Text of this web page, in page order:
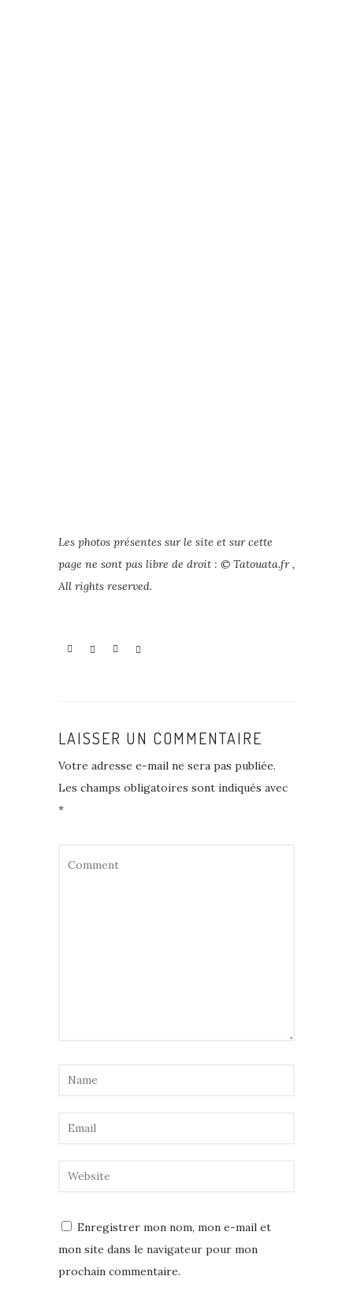
Les photos présentes sur le site et sur cette
page ne sont pas libre de droit : © Tatouata.fr ,
All rights reserved.
LAISSER UN COMMENTAIRE
Votre adresse e-mail ne sera pas publiée.
Les champs obligatoires sont indiqués avec
*
Enregistrer mon nom, mon e-mail et
mon site dans le navigateur pour mon
prochain commentaire.